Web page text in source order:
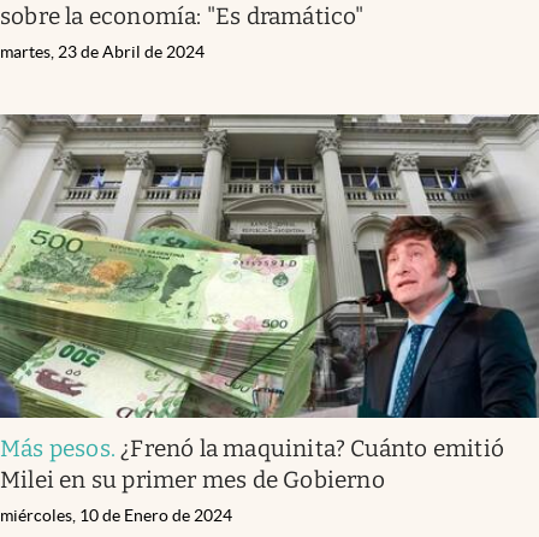
sobre la economía: "Es dramático"
martes, 23 de Abril de 2024
Más pesos. ¿Frenó la maquinita? Cuánto emitió
Milei en su primer mes de Gobierno
miércoles, 10 de Enero de 2024